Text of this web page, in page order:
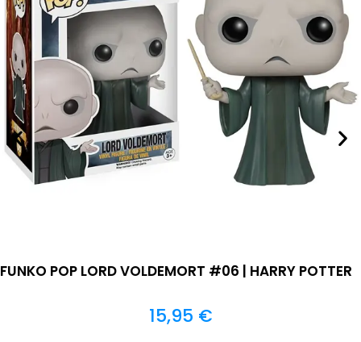
FUNKO POP LORD VOLDEMORT #06 | HARRY POTTER
15,95 €